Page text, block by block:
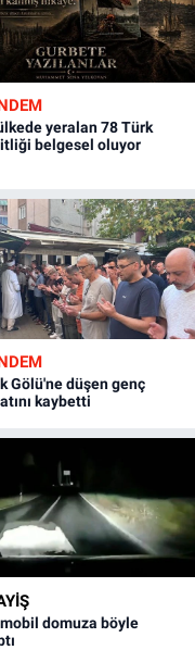
yeralan 78 Türk
belgesel oluyor
Gölü'ne düşen genç
kaybetti
domuza böyle